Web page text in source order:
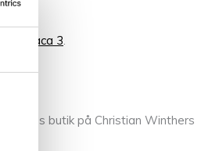
Alpaca 3.
vores butik på Christian Winthers